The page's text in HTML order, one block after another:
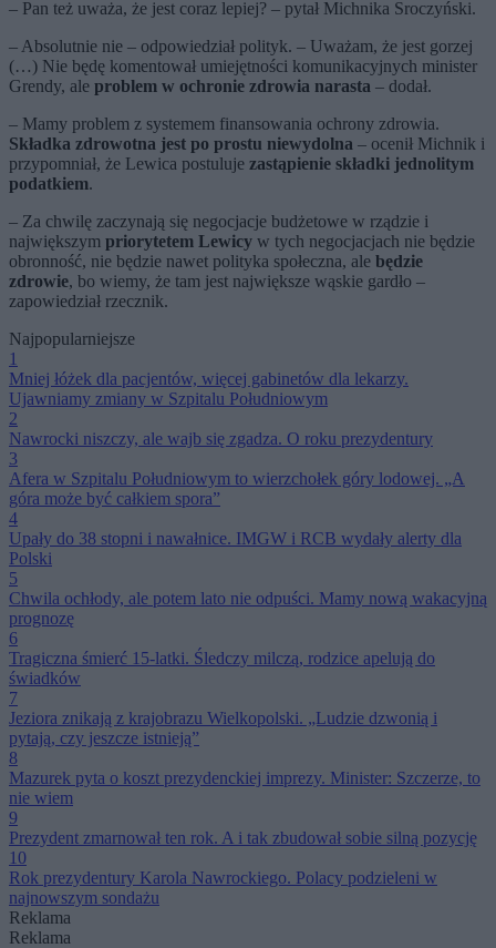
– Pan też uważa, że jest coraz lepiej? – pytał Michnika Sroczyński.
– Absolutnie nie – odpowiedział polityk. – Uważam, że jest gorzej
(…) Nie będę komentował umiejętności komunikacyjnych minister
Grendy, ale problem w ochronie zdrowia narasta – dodał.
– Mamy problem z systemem finansowania ochrony zdrowia.
Składka zdrowotna jest po prostu niewydolna – ocenił Michnik i
przypomniał, że Lewica postuluje zastąpienie składki jednolitym
podatkiem.
– Za chwilę zaczynają się negocjacje budżetowe w rządzie i
największym priorytetem Lewicy w tych negocjacjach nie będzie
obronność, nie będzie nawet polityka społeczna, ale będzie
zdrowie, bo wiemy, że tam jest największe wąskie gardło –
zapowiedział rzecznik.
Najpopularniejsze
1
Mniej łóżek dla pacjentów, więcej gabinetów dla lekarzy.
Ujawniamy zmiany w Szpitalu Południowym
2
Nawrocki niszczy, ale wajb się zgadza. O roku prezydentury
3
Afera w Szpitalu Południowym to wierzchołek góry lodowej. „A
góra może być całkiem spora”
4
Upały do 38 stopni i nawałnice. IMGW i RCB wydały alerty dla
Polski
5
Chwila ochłody, ale potem lato nie odpuści. Mamy nową wakacyjną
prognozę
6
Tragiczna śmierć 15-latki. Śledczy milczą, rodzice apelują do
świadków
7
Jeziora znikają z krajobrazu Wielkopolski. „Ludzie dzwonią i
pytają, czy jeszcze istnieją”
8
Mazurek pyta o koszt prezydenckiej imprezy. Minister: Szczerze, to
nie wiem
9
Prezydent zmarnował ten rok. A i tak zbudował sobie silną pozycję
10
Rok prezydentury Karola Nawrockiego. Polacy podzieleni w
najnowszym sondażu
Reklama
Reklama